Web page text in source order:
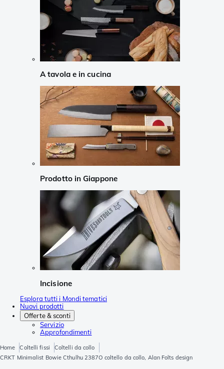
A tavola e in cucina
Prodotto in Giappone
Incisione
Esplora tutti i Mondi tematici
Nuovi prodotti
Offerte & sconti
Servizio
Approfondimenti
Home Coltelli fissi
Coltelli da collo
CRKT Minimalist Bowie Cthulhu 2387O coltello da collo, Alan Folts design